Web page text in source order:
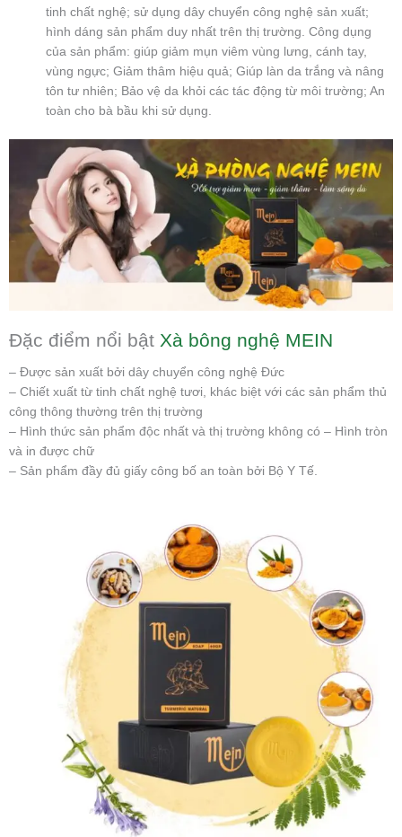
tinh chất nghệ; sử dụng dây chuyển công nghệ sản xuất;
hình dáng sản phẩm duy nhất trên thị trường. Công dụng
của sản phẩm: giúp giảm mụn viêm vùng lưng, cánh tay,
vùng ngực; Giảm thâm hiệu quả; Giúp làn da trắng và nâng
tôn tư nhiên; Bảo vệ da khỏi các tác động từ môi trường; An
toàn cho bà bầu khi sử dụng.
Đặc điểm nổi bật Xà bông nghệ MEIN
– Được sản xuất bởi dây chuyển công nghệ Đức
– Chiết xuất từ tinh chất nghệ tươi, khác biệt với các sản phẩm thủ
công thông thường trên thị trường
– Hình thức sản phẩm độc nhất và thị trường không có – Hình tròn
và in được chữ
– Sản phẩm đầy đủ giấy công bố an toàn bởi Bộ Y Tế.